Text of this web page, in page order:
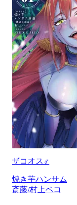
ザコオス♂
焼き芋ハンサム
斎藤/村上ペコ